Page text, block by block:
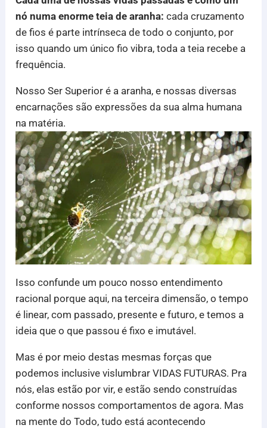
nó numa enorme teia de aranha: cada cruzamento
de fios é parte intrínseca de todo o conjunto, por
isso quando um único fio vibra, toda a teia recebe a
frequência.
Nosso Ser Superior é a aranha, e nossas diversas
encarnações são expressões da sua alma humana
na matéria.
Isso confunde um pouco nosso entendimento
racional porque aqui, na terceira dimensão, o tempo
é linear, com passado, presente e futuro, e temos a
ideia que o que passou é fixo e imutável.
Mas é por meio destas mesmas forças que
podemos inclusive vislumbrar VIDAS FUTURAS. Pra
nós, elas estão por vir, e estão sendo construídas
conforme nossos comportamentos de agora. Mas
na mente do Todo, tudo está acontecendo